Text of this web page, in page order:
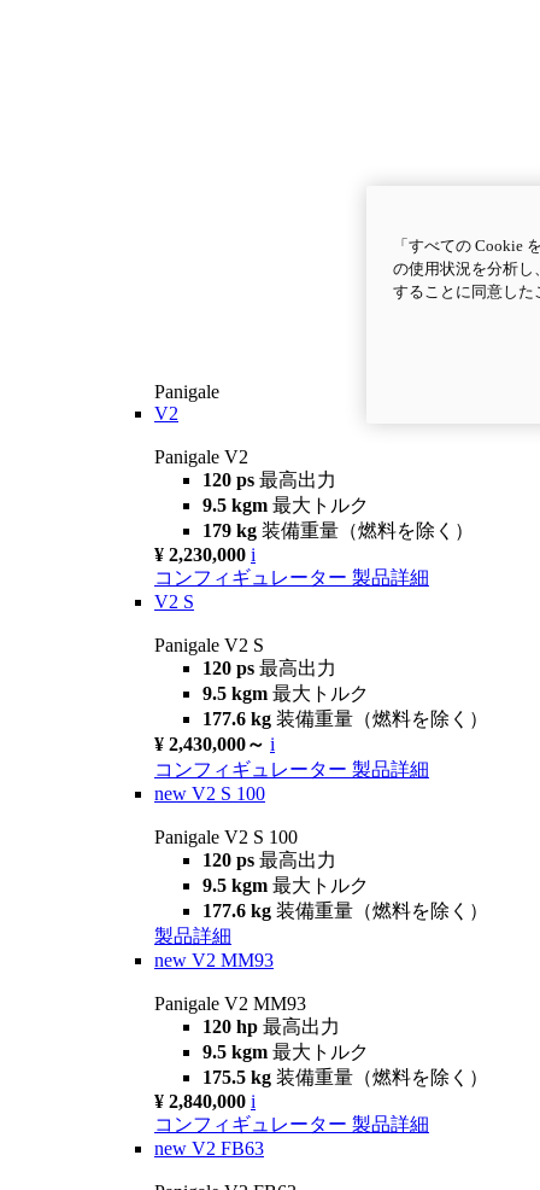
Panigale
V2
Panigale V2
120 ps 最高出力
9.5 kgm 最大トルク
179 kg 装備重量（燃料を除く）
¥ 2,230,000 i
コンフィギュレーター 製品詳細
V2 S
Panigale V2 S
120 ps 最高出力
9.5 kgm 最大トルク
177.6 kg 装備重量（燃料を除く）
¥ 2,430,000～ i
コンフィギュレーター 製品詳細
new V2 S 100
Panigale V2 S 100
120 ps 最高出力
9.5 kgm 最大トルク
177.6 kg 装備重量（燃料を除く）
製品詳細
new V2 MM93
Panigale V2 MM93
120 hp 最高出力
9.5 kgm 最大トルク
175.5 kg 装備重量（燃料を除く）
¥ 2,840,000 i
コンフィギュレーター 製品詳細
new V2 FB63
「すべての Cookie
の使用状況を分析し
することに同意し